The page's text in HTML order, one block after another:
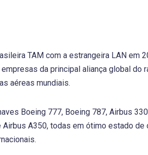
TAM com a estrangeira LAN em
da principal aliança global do
aéreas mundiais.
Boeing 777, Boeing 787, Airbus
A350, todas em ótimo estado